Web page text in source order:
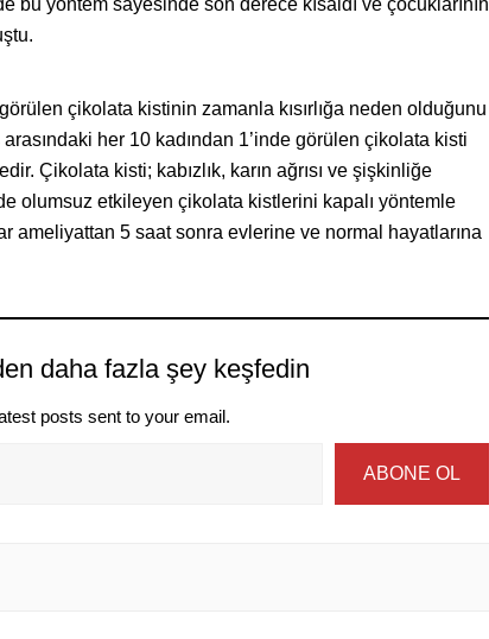
bu yöntem sayesinde son derece kısaldı ve çocuklarının
çikolata kistinin zamanla kısırlığa neden olduğunu
her 10 kadından 1’inde görülen çikolata kisti
Çikolata kisti; kabızlık, karın ağrısı ve şişkinliğe
olumsuz etkileyen çikolata kistlerini kapalı yöntemle
ameliyattan 5 saat sonra evlerine ve normal hayatlarına
daha fazla şey keşfedin
posts sent to your email.
ABONE OL